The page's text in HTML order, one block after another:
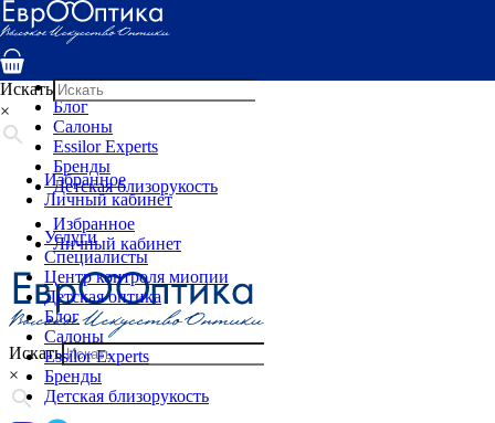
Услуги
Специалисты
Детская оптика
Блог
Салоны
Essilor Experts
Бренды
Детская близорукость
Избранное
Личный кабинет
Искать
×
Искать
×
Избранное
Личный кабинет
Услуги
Специалисты
Центр контроля миопии
Детская оптика
Блог
Салоны
Essilor Experts
Бренды
Детская близорукость